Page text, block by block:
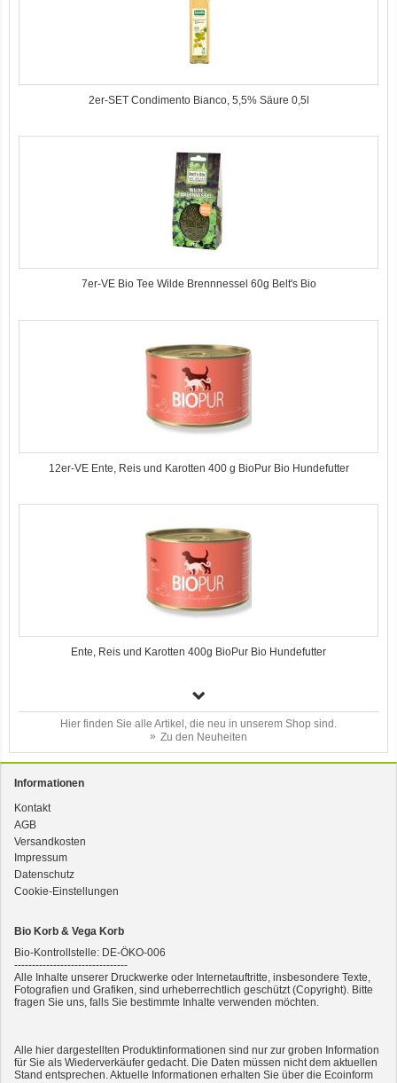
2er-SET Condimento Bianco, 5,5% Säure 0,5l
7er-VE Bio Tee Wilde Brennnessel 60g Belt's Bio
12er-VE Ente, Reis und Karotten 400 g BioPur Bio Hundefutter
Ente, Reis und Karotten 400g BioPur Bio Hundefutter
3er-SET Bio Sticks Soft (weiche Hundeleckerli) Huhn 150g Dog's Love
Hier finden Sie alle Artikel, die neu in unserem Shop sind.
Zu den Neuheiten
Informationen
Kontakt
AGB
Versandkosten
Impressum
Datenschutz
Cookie-Einstellungen
Bio Korb & Vega Korb
Bio-Kontrollstelle: DE-ÖKO-006
--------------------------------
Alle Inhalte unserer Druckwerke oder Internetauftritte, insbesondere Texte,
Fotografien und Grafiken, sind urheberrechtlich geschützt (Copyright). Bitte
fragen Sie uns, falls Sie bestimmte Inhalte verwenden möchten.
Alle hier dargestellten Produktinformationen sind nur zur groben Information
für Sie als Wiederverkäufer gedacht. Die Daten müssen nicht dem aktuellen
Stand entsprechen. Aktuelle Informationen erhalten Sie über die Ecoinform